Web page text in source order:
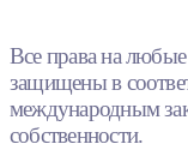
Все права на
защищены в
международным
собственности.